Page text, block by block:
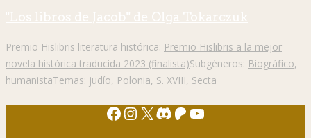
"Los libros de Jacob" de Olga Tokarczuk
Premio Hislibris literatura histórica: Premio Hislibris a la mejor
novela histórica traducida 2023 (finalista)Subgéneros: Biográfico,
humanistaTemas: judío, Polonia, S. XVIII, Secta
Facebook
Instagram
X Discord
Patreon
YouTube